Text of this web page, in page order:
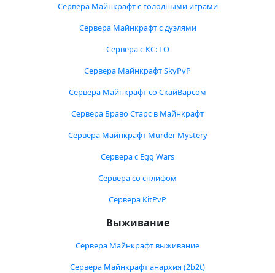
Сервера Майнкрафт с голодными играми
Сервера Майнкрафт с дуэлями
Сервера с КС: ГО
Сервера Майнкрафт SkyPvP
Сервера Майнкрафт со СкайВарсом
Сервера Браво Старс в Майнкрафт
Сервера Майнкрафт Murder Mystery
Сервера с Egg Wars
Сервера со сплифом
Сервера KitPvP
Выживание
Сервера Майнкрафт выживание
Сервера Майнкрафт анархия (2b2t)